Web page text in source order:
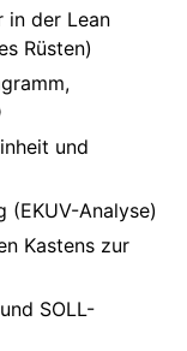
in der Lean
Rüsten)
und
(EKUV-Analyse)
Kastens zur
SOLL-